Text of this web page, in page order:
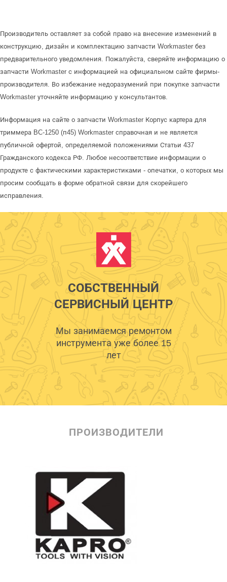
Производитель оставляет за собой право на внесение изменений в
конструкцию, дизайн и комплектацию запчасти Workmaster без
предварительного уведомления. Пожалуйста, сверяйте информацию о
запчасти Workmaster с информацией на официальном сайте фирмы-
производителя. Во избежание недоразумений при покупке запчасти
Workmaster уточняйте информацию у консультантов.
Информация на сайте о запчасти Workmaster Корпус картера для
триммера BC-1250 (п45) Workmaster справочная и не является
публичной офертой, определяемой положениями Статьи 437
Гражданского кодекса РФ. Любое несоответствие информации о
продукте с фактическими характеристиками - опечатки, о которых мы
просим сообщать в форме обратной связи для скорейшего
исправления.
СОБСТВЕННЫЙ
СЕРВИСНЫЙ ЦЕНТР
Мы занимаемся ремонтом
инструмента уже более 15
лет
ПРОИЗВОДИТЕЛИ